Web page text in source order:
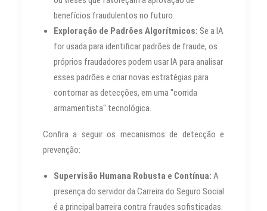
benefícios fraudulentos no futuro.
Exploração de Padrões Algorítmicos: Se a IA
for usada para identificar padrões de fraude, os
próprios fraudadores podem usar IA para analisar
esses padrões e criar novas estratégias para
contornar as detecções, em uma "corrida
armamentista" tecnológica.
Confira a seguir os mecanismos de detecção e
prevenção:
Supervisão Humana Robusta e Contínua: A
presença do servidor da Carreira do Seguro Social
é a principal barreira contra fraudes sofisticadas.